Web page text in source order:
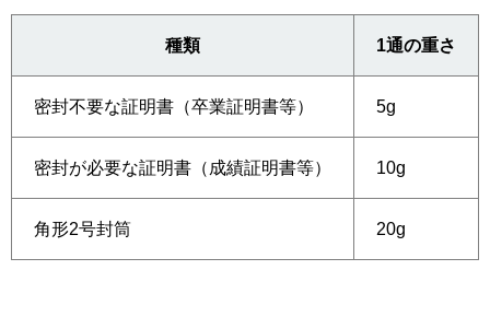
種類 1通の重さ
密封不要な証明書（卒業証明書等） 5g
密封が必要な証明書（成績証明書等） 10g
角形2号封筒 20g